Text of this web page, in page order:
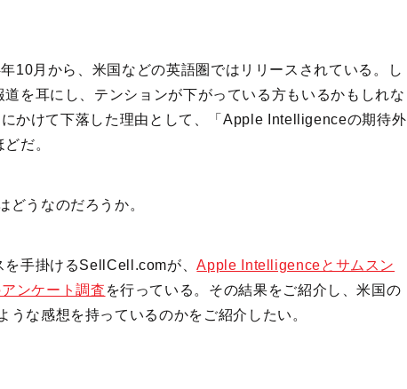
10月から、米国などの英語圏ではリリースされている。し
を耳にし、テンションが下がっている方もいるかもしれな
かけて下落した理由として、「Apple Intelligenceの期待外
だ。
うなのだろうか。
を手掛けるSellCell.comが、Apple Intelligenceとサムスン
ンケート調査 を行っている。その結果をご紹介し、米国の
な感想を持っているのかをご紹介したい。